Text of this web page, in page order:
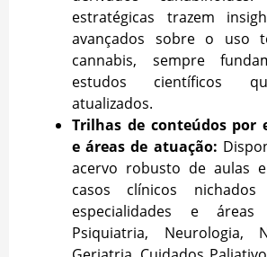
estratégicas trazem
avançados sobre o uso
cannabis, sempre
estudos científicos
atualizados.
Trilhas de conteúdos por
e áreas de atuação:
acervo robusto de aulas
casos clínicos
especialidades e
Psiquiatria, Neurologia,